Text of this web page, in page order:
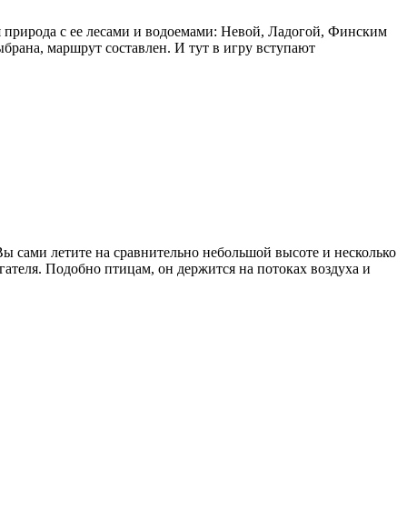
природа с ее лесами и водоемами: Невой, Ладогой, Финским
маршрут составлен. И тут в игру вступают
летите на сравнительно небольшой высоте и несколько
Подобно птицам, он держится на потоках воздуха и